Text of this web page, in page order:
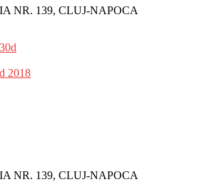
NR. 139, CLUJ-NAPOCA
2018
NR. 139, CLUJ-NAPOCA